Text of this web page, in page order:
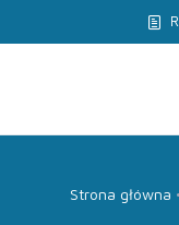
Strona główna